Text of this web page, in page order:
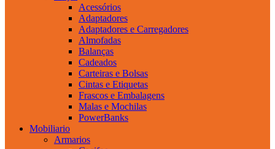
Acessórios
Adaptadores
Adaptadores e Carregadores
Almofadas
Balanças
Cadeados
Carteiras e Bolsas
Cintas e Etiquetas
Frascos e Embalagens
Malas e Mochilas
PowerBanks
Mobiliario
Armarios